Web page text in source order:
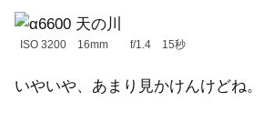
ISO 3200 16mm f/1.4 15秒
いやいや、あまり見かけんけどね。